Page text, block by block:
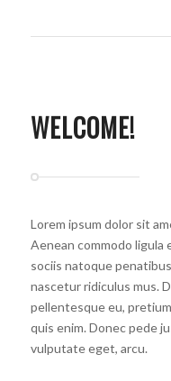
WELCOME!
Lorem ipsum dolor sit
Aenean commodo ligula
sociis natoque
nascetur ridiculus mus.
pellentesque eu,
quis enim. Donec pede
vulputate eget, arcu.